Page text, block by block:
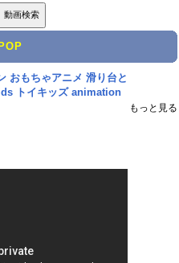
おもちゃアニメ 滑り台と
トイキッズ animation
もっと見る